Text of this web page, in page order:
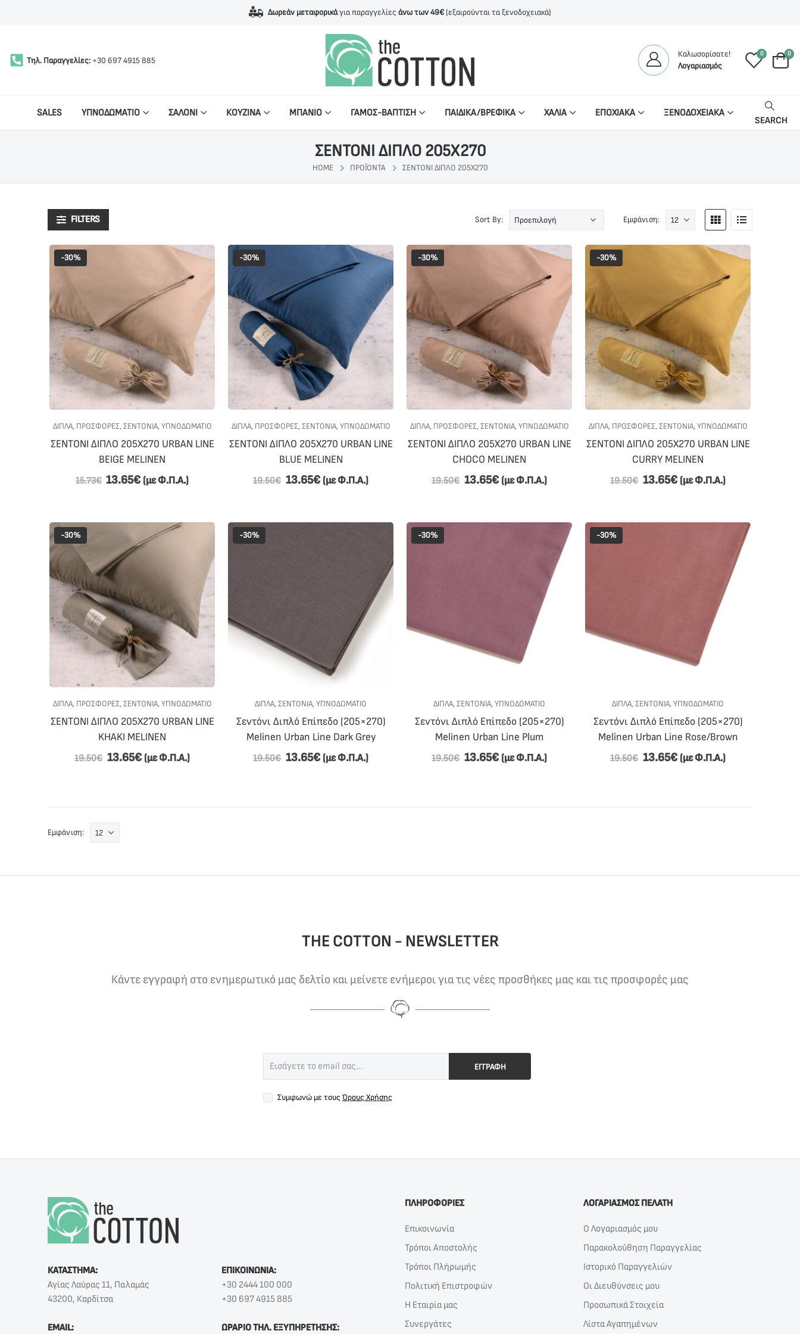
Δωρεάν μεταφορικάγια παραγγελίες άνω των 49€(εξαιρούνται τα ξενοδοχειακά)
Τηλ. Παραγγελίες: +30 697 4915 885
Καλωσορίσατε!
Λογαριασμός
0 0
SALES ΥΠΝΟΔΩΜΑΤΙΟ ΣΑΛΟΝΙ ΚΟΥΖΙΝΑ ΜΠΑΝΙΟ ΓΑΜΟΣ-ΒΑΠΤΙΣΗ ΠΑΙΔΙΚΑ/ΒΡΕΦΙΚΑ ΧΑΛΙΑ ΕΠΟΧΙΑΚΑ ΞΕΝΟΔΟΧΕΙΑΚΑ
SEARCH
ΣΕΝΤΟΝΙ ΔΙΠΛΟ 205X270
HOME ΠΡΟΪΌΝΤΑ ΣΕΝΤΟΝΙ ΔΙΠΛΟ 205X270
FILTERS Sort By: Εμφάνιση:
-30%
ΔΙΠΛΑ, ΠΡΟΣΦΟΡΕΣ,ΣΕΝΤΟΝΙΑ,ΥΠΝΟΔΩΜΑΤΙΟ
ΣΕΝΤΟΝΙ ΔΙΠΛΟ 205Χ270 URBAN LINE
BEIGE MELINEN
15.73€ 13.65€ (με Φ.Π.Α.)
-30%
ΔΙΠΛΑ, ΠΡΟΣΦΟΡΕΣ,ΣΕΝΤΟΝΙΑ,ΥΠΝΟΔΩΜΑΤΙΟ
ΣΕΝΤΟΝΙ ΔΙΠΛΟ 205Χ270 URBAN LINE
BLUE MELINEN
19.50€ 13.65€ (με Φ.Π.Α.)
-30%
ΔΙΠΛΑ, ΠΡΟΣΦΟΡΕΣ,ΣΕΝΤΟΝΙΑ,ΥΠΝΟΔΩΜΑΤΙΟ
ΣΕΝΤΟΝΙ ΔΙΠΛΟ 205Χ270 URBAN LINE
CHOCO MELINEN
19.50€ 13.65€ (με Φ.Π.Α.)
-30%
ΔΙΠΛΑ, ΠΡΟΣΦΟΡΕΣ,ΣΕΝΤΟΝΙΑ,ΥΠΝΟΔΩΜΑΤΙΟ
ΣΕΝΤΟΝΙ ΔΙΠΛΟ 205Χ270 URBAN LINE
CURRY MELINEN
19.50€ 13.65€ (με Φ.Π.Α.)
-30%
ΔΙΠΛΑ, ΠΡΟΣΦΟΡΕΣ,ΣΕΝΤΟΝΙΑ,ΥΠΝΟΔΩΜΑΤΙΟ
ΣΕΝΤΟΝΙ ΔΙΠΛΟ 205Χ270 URBAN LINE
KHAKI MELINEN
19.50€ 13.65€ (με Φ.Π.Α.)
-30%
ΔΙΠΛΑ,ΣΕΝΤΟΝΙΑ,ΥΠΝΟΔΩΜΑΤΙΟ
Σεντόνι Διπλό Επίπεδο (205×270)
Melinen Urban Line Dark Grey
19.50€ 13.65€ (με Φ.Π.Α.)
-30%
ΔΙΠΛΑ,ΣΕΝΤΟΝΙΑ,ΥΠΝΟΔΩΜΑΤΙΟ
Σεντόνι Διπλό Επίπεδο (205×270)
Melinen Urban Line Plum
19.50€ 13.65€ (με Φ.Π.Α.)
-30%
ΔΙΠΛΑ,ΣΕΝΤΟΝΙΑ,ΥΠΝΟΔΩΜΑΤΙΟ
Σεντόνι Διπλό Επίπεδο (205×270)
Melinen Urban Line Rose/Brown
19.50€ 13.65€ (με Φ.Π.Α.)
Εμφάνιση:
THE COTTON - NEWSLETTER
Κάντε εγγραφή στο ενημερωτικό μας δελτίο και μείνετε ενήμεροι για τις νέες προσθήκες μας και τις προσφορές μας
ΕΓΓΡΑΦΗ
Συμφωνώ με τους Όρους Χρήσης
ΚΑΤΑΣΤΗΜΑ:
Αγίας Λαύρας 11, Παλαμάς
43200, Καρδίτσα
ΕΠΙΚΟΙΝΩΝΙΑ:
+30 2444 100 000
+30 697 4915 885
EMAIL: ΩΡΑΡΙΟ ΤΗΛ. ΕΞΥΠΗΡΕΤΗΣΗΣ:
ΠΛΗΡΟΦΟΡΙΕΣ
Επικοινωνία
Τρόποι Αποστολής
Τρόποι Πλήρωμής
Πολιτική Επιστροφών
Η Εταιρία μας
Συνεργάτες
ΛΟΓΑΡΙΑΣΜΟΣ ΠΕΛΑΤΗ
Ο Λογαριασμός μου
Παρακολούθηση Παραγγελίας
Ιστορικό Παραγγελιών
Οι Διευθύνσεις μου
Προσωπικά Στοιχεία
Λίστα Αγαπημένων